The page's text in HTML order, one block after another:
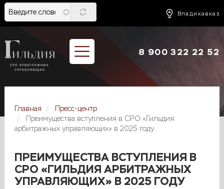
Перейти
основному
Владикавказ
8 900 322 22 52
Главная
Пресс-центр
Преимущества вступления в СРО «Гильдия
арбитражных управляющих» в 2025 году
ПРЕИМУЩЕСТВА ВСТУПЛЕНИЯ В
СРО «ГИЛЬДИЯ АРБИТРАЖНЫХ
УПРАВЛЯЮЩИХ» В 2025 ГОДУ